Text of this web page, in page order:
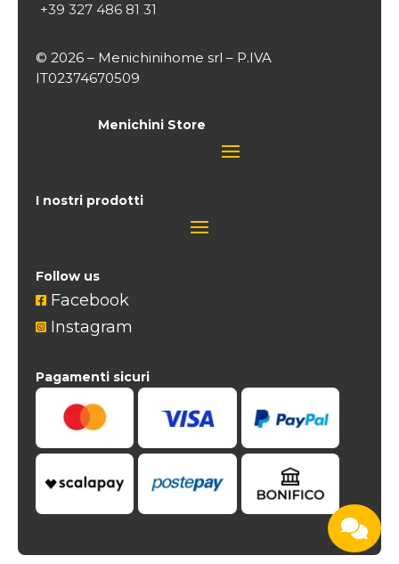
+39 327 486 81 31
© 2026 – Menichinihome srl – P.IVA
IT02374670509
Menichini Store
I nostri prodotti
Follow us
 Facebook
 Instagram
Pagamenti sicuri